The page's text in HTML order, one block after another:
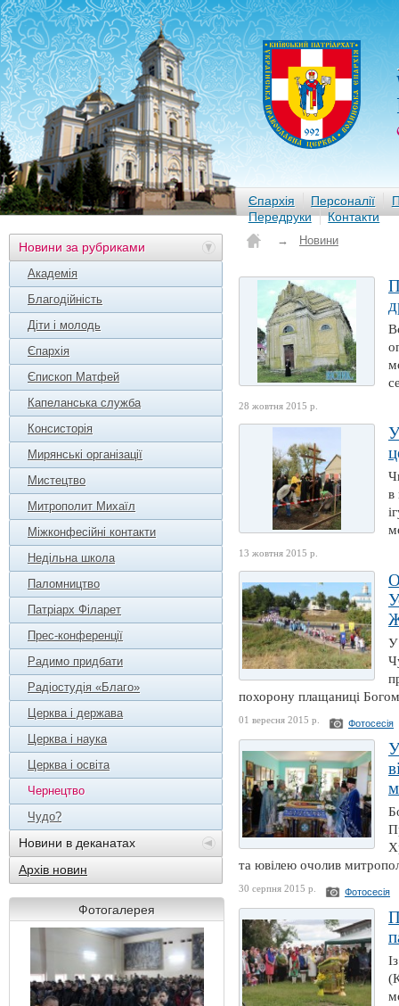
Єпархія Персоналії
Передруки
Контакти
Новини за рубриками
Академія
Благодійність
Діти і молодь
Єпархія
Єпископ Матфей
Капеланська служба
Консисторія
Мирянські організації
Мистецтво
Митрополит Михаїл
Міжконфесійні контакти
Недільна школа
Паломництво
Патріарх Філарет
Прес-конференції
Радимо придбати
Радіостудія «Благо»
Церква і держава
Церква і наука
Церква і освіта
Чернецтво
Чудо?
Новини в деканатах
Архів новин
Фотогалерея
→ Новини
28 жовтня 2015 р.
в
13 жовтня 2015 р.
У
похорону плащаниці
01 вересня 2015 р. Фотосесія
та ювілею очолив
30 серпня 2015 р. Фотосесія